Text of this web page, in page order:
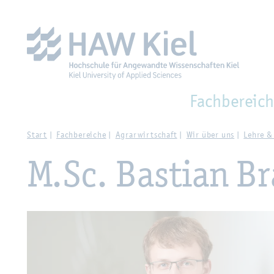
Start Fach­be­rei­che Agrar­wirt­schaft Wir über uns Lehre
M.​Sc. Bas­ti­an